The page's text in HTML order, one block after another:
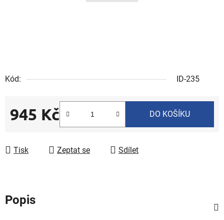
Kód: ID-235
945 Kč DO KOŠÍKU
Tisk Zeptat se Sdílet
Popis